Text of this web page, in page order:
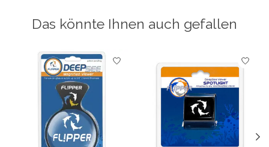
Das könnte Ihnen auch gefallen
Produkt-Karussell-Artikel